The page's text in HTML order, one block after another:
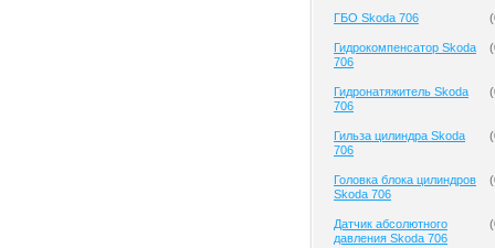
ГБО Skoda 706 (
Гидрокомпенсатор Skoda
706
(
Гидронатяжитель Skoda
706
(
Гильза цилиндра Skoda
706
(
Головка блока цилиндров
Skoda 706
(
Датчик абсолютного
давления Skoda 706
(